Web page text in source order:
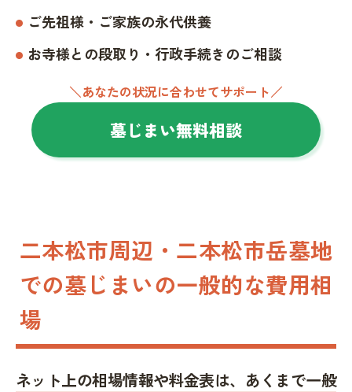
ご先祖様・ご家族の永代供養
お寺様との段取り・行政手続きのご相談
＼あなたの状況に合わせてサポート／
墓じまい無料相談
二本松市周辺・二本松市岳墓地
での墓じまいの一般的な費用相
場
ネット上の相場情報や料金表は、あくまで一般